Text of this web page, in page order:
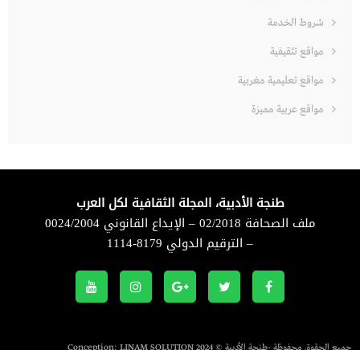
شروط الخدمة
مواقع تثقيفية
مواقع تعليمية مغربية
مواقع عربية مميزة
طنجة الأدبية، المجلة الثقافية لكل العرب
ملف الصحافة 02/2018 – الإيداع القانوني 0024/2004
– الترقيم الدولي 8179-1114
جميع الحقوق محفوظة -طنجة الأدبية © 2024 Conception: LINAM SOLUTION